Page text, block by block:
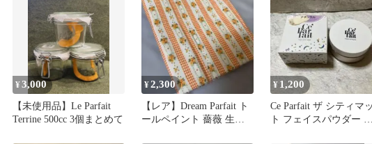
¥3,000
【未使用品】Le Parfait
Terrine 500cc 3個まとめて
¥2,300
【レア】Dream Parfait ト
ールペイント 薔薇 生地
¥ 1,200
Ce Parfait ザ シティマッ
ト フェイスパウダー ナ